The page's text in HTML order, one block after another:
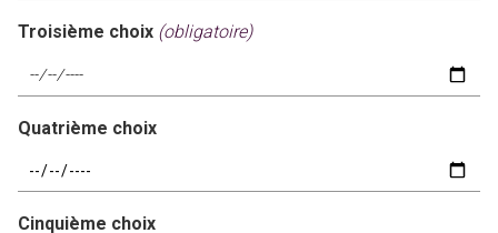
Troisième choix (obligatoire)
Quatrième choix
Cinquième choix